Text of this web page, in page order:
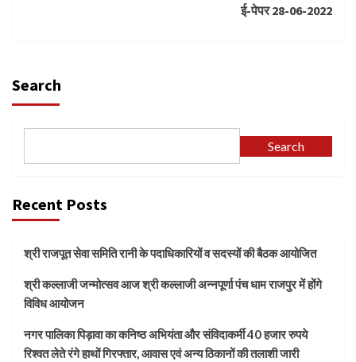
ई-पेपर 28-06-2022
Search
Search
Recent Posts
श्री राजपूत सेवा समिति रानी के पदाधिकारियों व सदस्यों की बैठक आयोजित
श्री कल्लाजी जन्मोत्सव आज श्री कल्लाजी अन्नपूर्णा पंच धाम राजपुर में होंगे
विविध आयोजन
नगर पालिका पिड़ावा का कनिष्ठ अभियंता और संविदाकर्मी 40 हजार रुपये
रिश्वत लेते रंगे हाथों गिरफ्तार, आवास एवं अन्य ठिकानों की तलाशी जारी